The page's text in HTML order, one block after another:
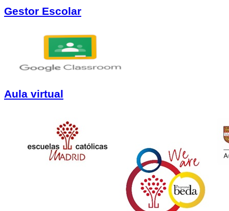
Gestor Escolar
Aula virtual